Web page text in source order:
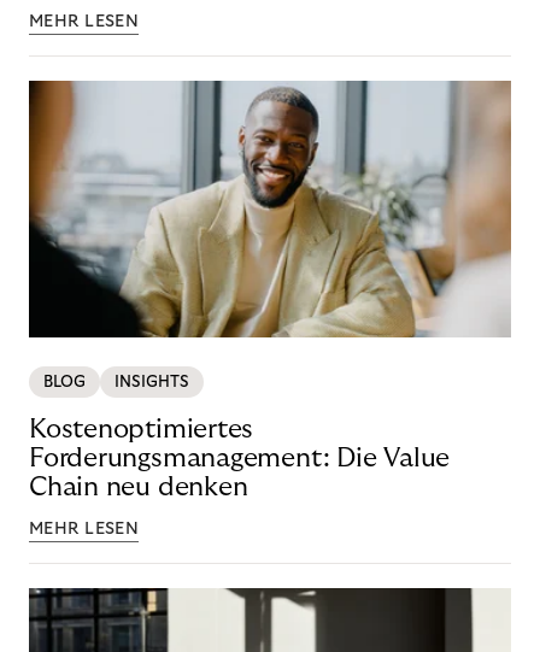
MEHR LESEN
BLOG INSIGHTS
Kostenoptimiertes
Forderungsmanagement: Die Value
Chain neu denken
MEHR LESEN